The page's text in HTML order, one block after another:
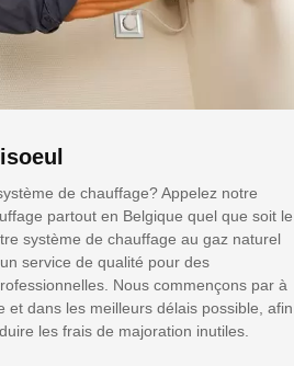
de chauffage? Appelez notre
partout en Belgique quel que soit le
système de chauffage au gaz naturel
service de qualité pour des
Nous commençons par à
et dans les meilleurs délais possible, afin
les frais de majoration inutiles.